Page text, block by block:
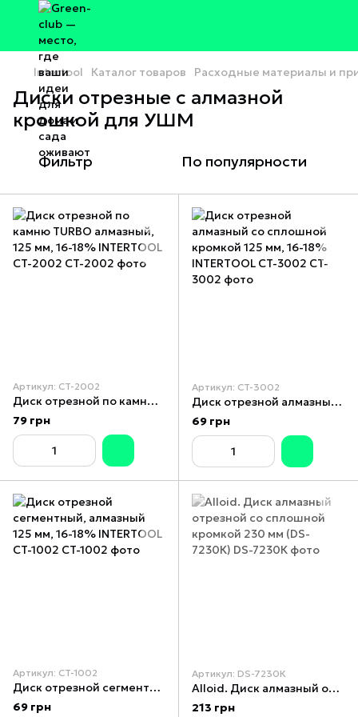
Intertool Каталог товаров Расходные материалы и
Диски отрезные с алмазной
крошкой для УШМ
Фильтр По популярности
Артикул: CT-2002
Диск отрезной по камню TURBO алмазный, 125 мм, 16-18% INTERTOOL CT-2002
79 грн
Артикул: CT-3002
Диск отрезной алмазный со сплошной кромкой 125 мм, 16-18% INTERTOOL CT-3002
69 грн
Артикул: CT-1002
Диск отрезной сегментный, алмазный 125 мм, 16-18% INTERTOOL CT-1002
69 грн
Артикул: DS-7230К
Alloid. Диск алмазный отрезной со сплошной кромкой 230 мм (DS-7230К)
213 грн